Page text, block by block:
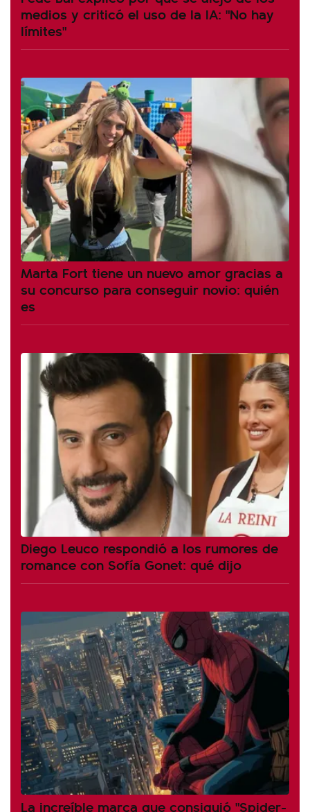
medios y criticó el uso de la IA: "No hay
límites"
Marta Fort tiene un nuevo amor gracias a
su concurso para conseguir novio: quién
es
Diego Leuco respondió a los rumores de
romance con Sofía Gonet: qué dijo
La increíble marca que consiguió "Spider-